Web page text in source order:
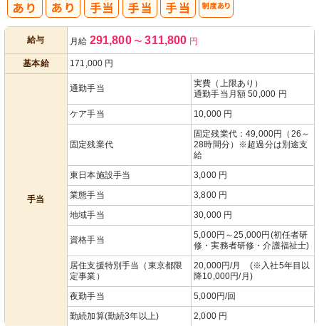
給与 月給 291,800 〜 311,800 円
基本給 171,000 円
手当
通勤手当
実費（上限あり）
通勤手当月額 50,000 円
ケア手当
10,000 円
固定残業代
固定残業代：49,000円（26～
28時間分）※超過分は別途支
給
東日本施設手当
3,000 円
業態手当
3,800 円
地域手当
30,000 円
資格手当
5,000円～25,000円(初任者研
修・実務者研修・介護福祉士)
居住支援特別手当（東京都限
定事業）
20,000円/月 (※入社5年目以
降10,000円/月)
夜勤手当
5,000円/回
勤続加算(勤続3年以上)
2,000 円